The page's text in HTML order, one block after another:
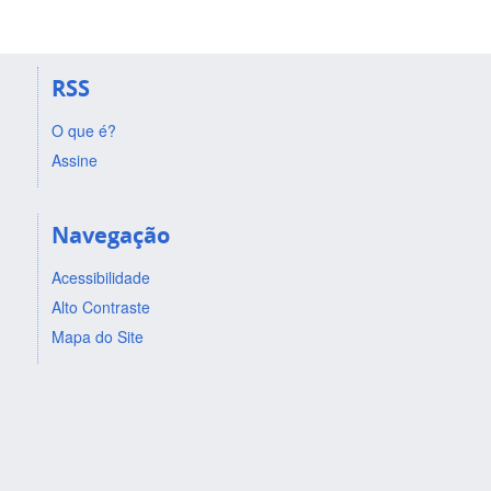
RSS
O que é?
Assine
Navegação
Acessibilidade
Alto Contraste
Mapa do Site